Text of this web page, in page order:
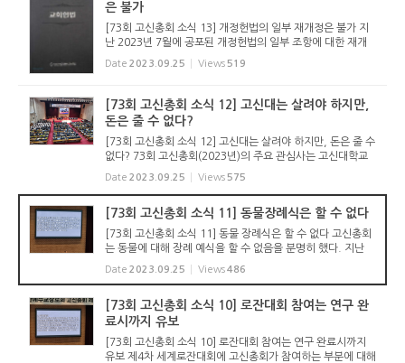
은 불가
[73회 고신총회 소식 13] 개정헌법의 일부 재개정은 불가 지
난 2023년 7월에 공포된 개정헌법의 일부 조항에 대한 재개
정은 당분간은 불가능하게 되었다. 부산노회, 부산동부노회,
부산중부노회는 이번에 개정된 헌법 중 명예직, 주일 공예배,
Date 2023.09.25 Views 519
[73회 고신총회 소식 12] 고신대는 살려야 하지만,
돈은 줄 수 없다?
[73회 고신총회 소식 12] 고신대는 살려야 하지만, 돈은 줄 수
없다? 73회 고신총회(2023년)의 주요 관심사는 고신대학교
문제였다. 총회가 마치기 전까지만 하더라도 총장 선출 전이었
으며, 고신대학교의 재정적 어려움은 이미 공공연한 비밀이기
때문이었다...
Date 2023.09.25 Views 575
[73회 고신총회 소식 11] 동물장례식은 할 수 없다
[73회 고신총회 소식 11] 동물 장례식은 할 수 없다 고신총회
는 동물에 대해 장례 예식을 할 수 없음을 분명히 했다. 지난
몇 차례의 총회 시 반려 동물에 대한 신학적 입장을 정리해 달
라는 청원이 있었으나, 그동안 총회는 이런 문제를 굳이 다룰
Date 2023.09.25 Views486
[73회 고신총회 소식 10] 로잔대회 참여는 연구 완
료시까지 유보
[73회 고신총회 소식 10] 로잔대회 참여는 연구 완료시까지
유보 제4차 세계로잔대회에 고신총회가 참여하는 부분에 대해